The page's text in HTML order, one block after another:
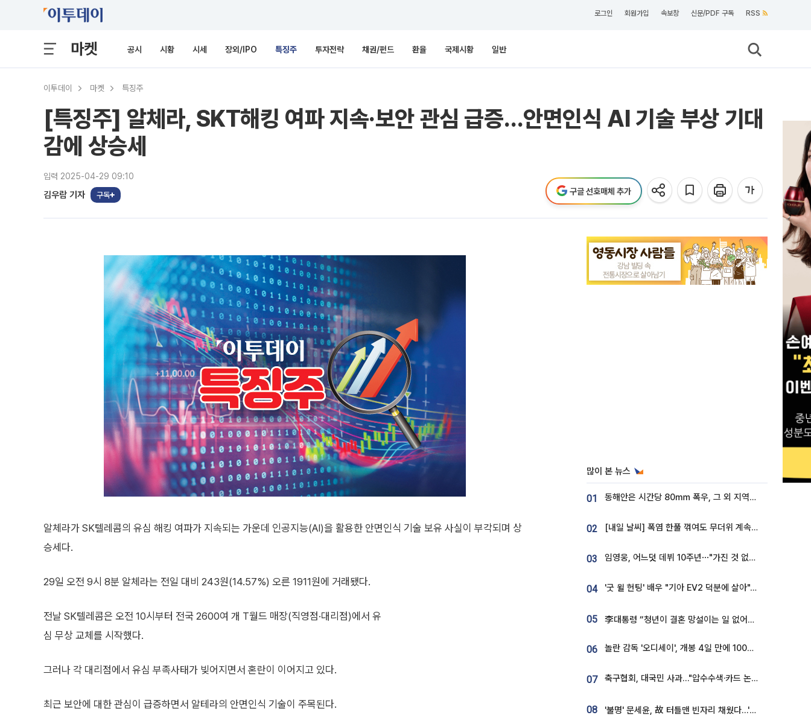
로그인 회원가입 속보창 신문/PDF 구독 RSS
마켓 공시 시황 시세 장외/IPO 특징주 투자전략 채권/펀드 환율 국제시황 일반
이투데이 마켓 특징주
[특징주] 알체라, SKT해킹 여파 지속·보안 관심 급증…안면인식 AI 기술 부상 기대
감에 상승세
입력 2025-04-29 09:10
김우람 기자 구독 구글 선호매체 추가
알체라가 SK텔레콤의 유심 해킹 여파가 지속되는 가운데 인공지능(AI)을 활용한 안면인식 기술 보유 사실이 부각되며 상
승세다.
29일 오전 9시 8분 알체라는 전일 대비 243원(14.57%) 오른 1911원에 거래됐다.
전날 SK텔레콤은 오전 10시부터 전국 2600여 개 T월드 매장(직영점·대리점)에서 유
심 무상 교체를 시작했다.
그러나 각 대리점에서 유심 부족사태가 빚어지면서 혼란이 이어지고 있다.
최근 보안에 대한 관심이 급증하면서 알테라의 안면인식 기술이 주목된다.
많이 본 뉴스
01 동해안은 시간당 80㎜ 폭우, 그 외 지역은 폭염…‘극과 극 날씨’
02 [내일 날씨] 폭염 한풀 꺾여도 무더위 계속⋯동해안 이틀 연속 비
03 임영웅, 어느덧 데뷔 10주년⋯"가진 것 없던 시절, 내 앞엔 20명의 팬뿐"
04 '굿 윌 헌팅' 배우 "기아 EV2 덕분에 살아"…교통사고 후 안전성 극찬
05 李대통령 “청년이 결혼 망설이는 일 없어야...제도상 불이익 조사”
06 놀란 감독 '오디세이', 개봉 4일 만에 100만 돌파⋯'왕사남' 보다 빠르다
07 축구협회, 대국민 사과…"압수수색·카드 논란 사죄, 강도 높은 쇄신"
08 '불명' 문세윤, 故 터틀맨 빈자리 채웠다…'거북이' 눈물의 최종 우승